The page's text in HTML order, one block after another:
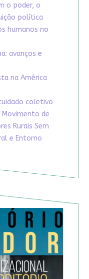
o poder, o
política
humanos no
avanços e
na América
coletivo
Movimento de
Rurais Sem
e Entorno